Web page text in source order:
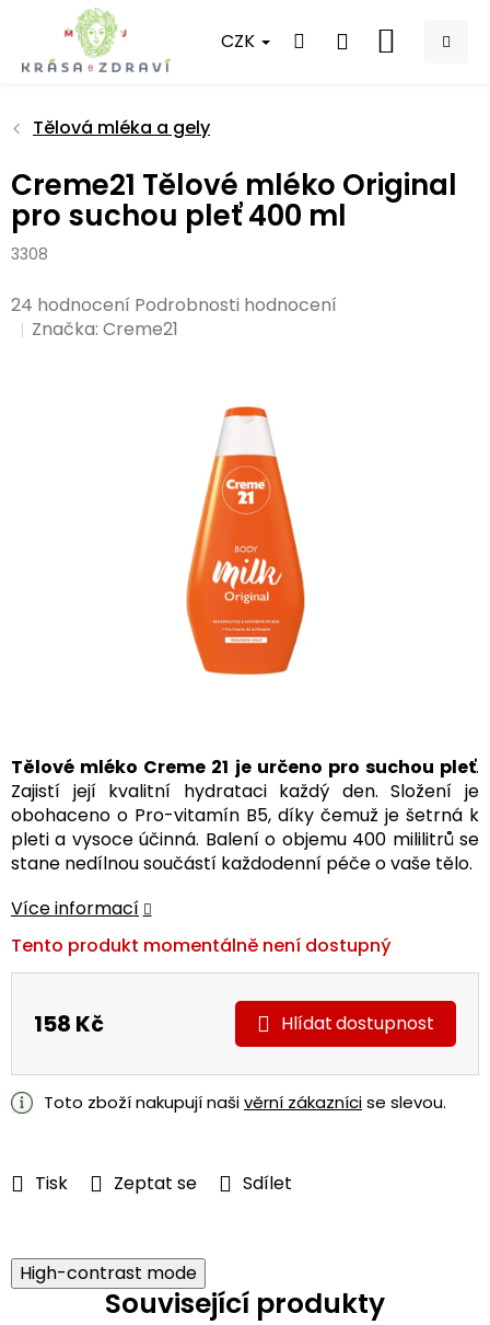
obsah
CZK
NÁKUPNÍ
Tělová mléka a gely
Creme21 Tělové mléko Original
pro suchou pleť 400 ml
3308
Průměrné
hodnocení
24 hodnocení Podrobnosti hodnocení
Značka:Creme21
Tělové mléko Creme 21 je určeno pro suchou pleť.
Zajistí její kvalitní hydrataci každý den. Složení je
obohaceno o Pro-vitamín B5, díky čemuž je šetrná k
pleti a vysoce účinná. Balení o objemu 400 mililitrů se
stane nedílnou součástí každodenní péče o vaše tělo.
Více informací
Tisk Zeptat se Sdílet
Tento produkt momentálně není dostupný
158 Kč
cena:
Hlídat
Toto zboží nakupují našivěrní zákaznícise slevou.
High-contrast mode
Související produkty